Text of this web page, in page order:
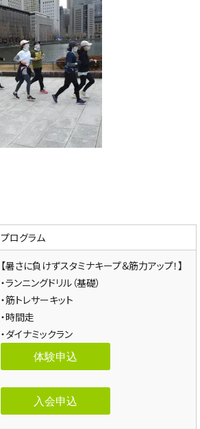
プログラム
【暑さに負けずスタミナキープ＆筋力アップ！】
・ランニングドリル（基礎）
・筋トレサーキット
・時間走
・ダイナミックラン
体験申込
入会申込